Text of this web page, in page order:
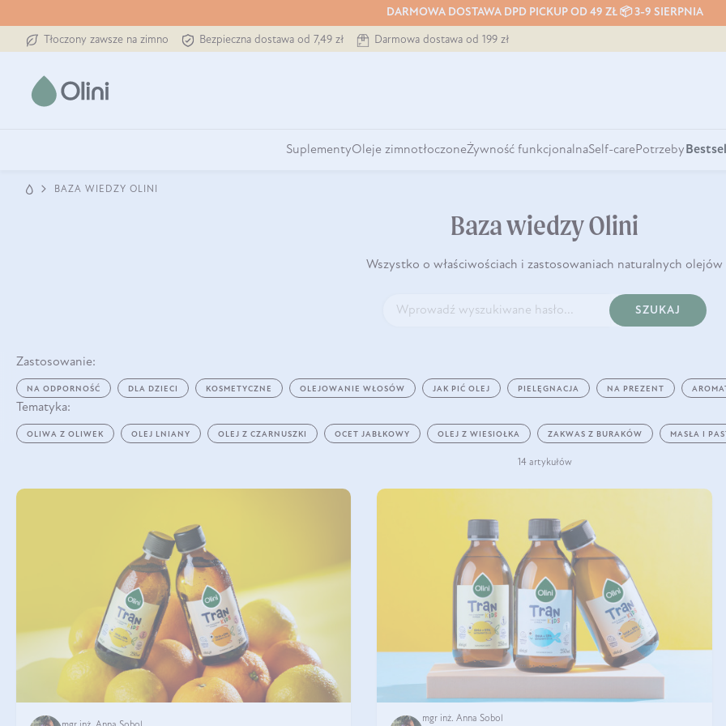
DARMOWA DOSTAWA DPD PICKUP OD 49 ZŁ 📦 3-9 SIERPNIA
Tłoczony zawsze na zimno Bezpieczna dostawa od 7,49 zł Darmowa dostawa od 199 zł
SuplementyOleje zimnotłoczoneŻywność funkcjonalnaSelf-carePotrzeby
BAZA WIEDZY OLINI
Baza wiedzy Olini
Wszystko o właściwościach i zastosowaniach naturalnych olejów
SZUKAJ
Zastosowanie:
NA ODPORNOŚĆ DLA DZIECI KOSMETYCZNE OLEJOWANIE WŁOSÓW JAK PIĆ OLEJ PIELĘGNACJA NA PREZENT
Tematyka:
OLIWA Z OLIWEK OLEJ LNIANY OLEJ Z CZARNUSZKI OCET JABŁKOWY OLEJ Z WIESIOŁKA ZAKWAS Z BURAKÓW MASŁA I
14 artykułów
mgr inż. Anna Sobol